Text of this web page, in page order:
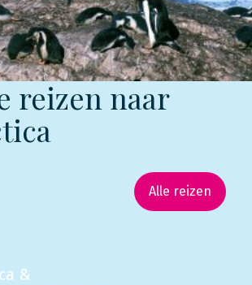
reizen naar
Alle reizen
&